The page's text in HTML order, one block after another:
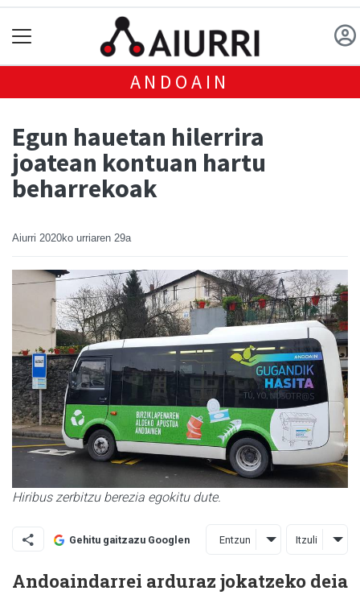
ANDOAIN
Egun hauetan hilerrira
joatean kontuan hartu
beharrekoak
Aiurri 2020ko urriaren 29a
Hiribus zerbitzu berezia egokitu dute.
Gehitu gaitzazu Googlen Entzun Itzuli
Andoaindarrei arduraz jokatzeko deia